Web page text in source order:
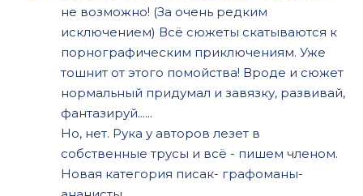
не возможно! (За очень редким
исключением) Всё сюжеты скатываются к
порнографическим приключениям. Уже
тошнит от этого помойства! Вроде и сюжет
нормальный придумал и завязку, развивай,
фантазируй......
Но, нет. Рука у авторов лезет в
собственные трусы и всё - пишем членом.
Новая категория писак- графоманы-